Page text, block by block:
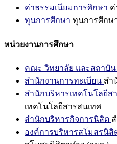
ค่าธรรมเนียมการศึกษา ค่
ทุนการศึกษา ทุนการศึกษ
หน่วยงานการศึกษา
คณะ วิทยาลัย และสถาบัน
สำนักงานการทะเบียน สำ
สำนักบริหารเทคโนโลยีส
เทคโนโลยีสารสนเทศ
สำนักบริหารกิจการนิสิต
องค์การบริหารสโมสรนิสิ